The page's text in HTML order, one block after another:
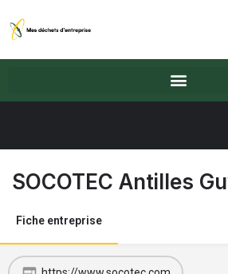
SOCOTEC Antilles
Fiche entreprise